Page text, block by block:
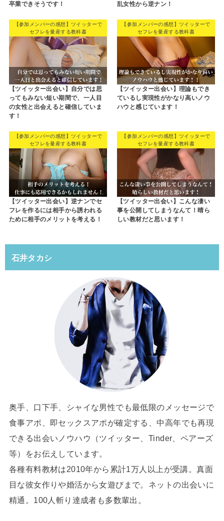
卒業できそうです！
乱女性から逆ナン！
【参加メンバーの感想】ツイッターで
セフレを量産する教科書
【ツイッター出会い】自分では思
ってもみない短い期間で、一人目
の女性と出会えると確信していま
す！
【参加メンバーの感想】ツイッターで
セフレを量産する教科書
【ツイッター出会い】理論もでき
ているし実現性がかなり高いノウ
ハウと感じています！
【参加メンバーの感想】ツイッターで
セフレを量産する教科書
【ツイッター出会い】逆ナンでセ
フレを作るには相手から誘われる
ために相手のメリットを考える！
【参加メンバーの感想】ツイッターで
セフレを量産する教科書
【ツイッター出会い】こんな凄い
事を公開してしまうなんて！晴ら
しい教材だと思います！
石井タカシ
奥手、口下手、シャイな男性でも最低限のメッセージで
食事アポ、即セックスアポが確定する、中高年でも再現
できる出会いノウハウ（ツイッター、Tinder、ペアーズ
等）をお伝えしています。
各種有料教材は2010年から累計1万人以上が受講。真面
目な彼女作りや婚活から女遊びまで。ネットの出会いに
精通。100人斬り達成者も多数輩出。